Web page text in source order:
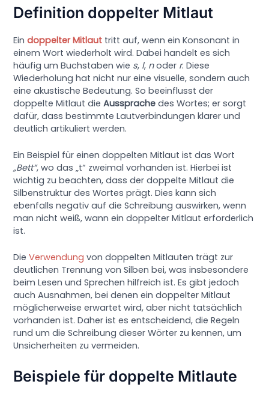
Definition doppelter Mitlaut
Eindoppelter Mitlaut tritt auf, wenn ein Konsonant in
einem Wort wiederholt wird. Dabei handelt es sich
häufig um Buchstaben wie s, l, noder r. Diese
Wiederholung hat nicht nur eine visuelle, sondern auch
eine akustische Bedeutung. So beeinflusst der
doppelte Mitlaut dieAussprache des Wortes; er sorgt
dafür, dass bestimmte Lautverbindungen klarer und
deutlich artikuliert werden.
Ein Beispiel für einen doppelten Mitlaut ist das Wort
„Bett“, wo das „t“ zweimal vorhanden ist. Hierbei ist
wichtig zu beachten, dass der doppelte Mitlaut die
Silbenstruktur des Wortes prägt. Dies kann sich
ebenfalls negativ auf die Schreibung auswirken, wenn
man nicht weiß, wann ein doppelter Mitlaut erforderlich
ist.
DieVerwendung von doppelten Mitlauten trägt zur
deutlichen Trennung von Silben bei, was insbesondere
beim Lesen und Sprechen hilfreich ist. Es gibt jedoch
auch Ausnahmen, bei denen ein doppelter Mitlaut
möglicherweise erwartet wird, aber nicht tatsächlich
vorhanden ist. Daher ist es entscheidend, die Regeln
rund um die Schreibung dieser Wörter zu kennen, um
Unsicherheiten zu vermeiden.
Beispiele für doppelte Mitlaute